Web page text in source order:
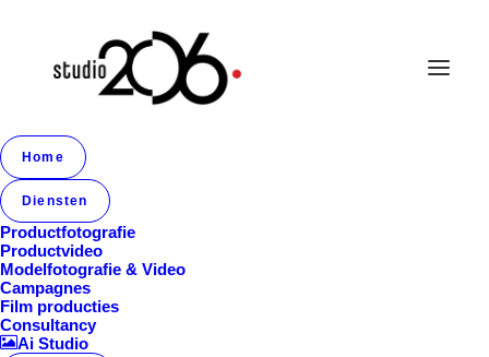
Home
Diensten
Productfotografie
Productvideo
Modelfotografie & Video
Campagnes
Film producties
Consultancy
Ai Studio